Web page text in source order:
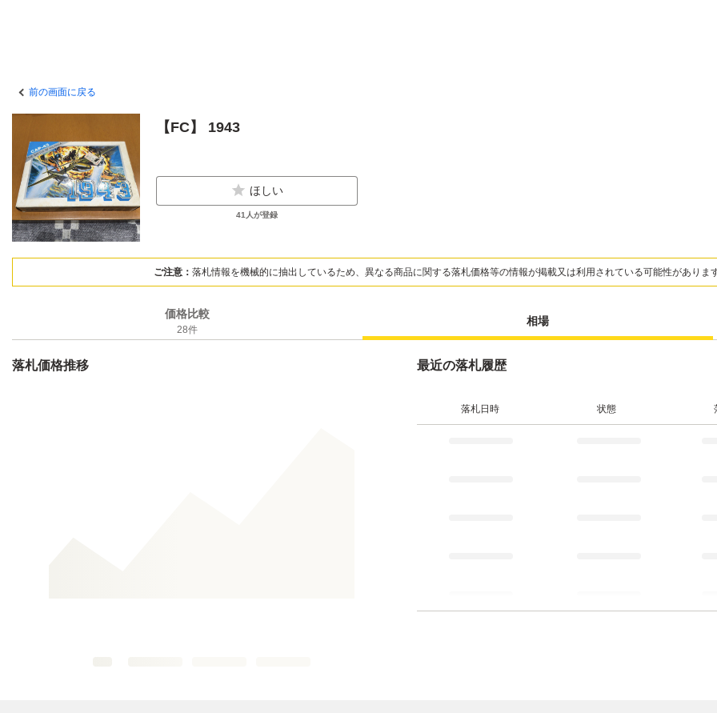
前の画面に戻る
【FC】 1943
ほしい
41 人が登録
ご注意： 落札情報を機械的に抽出しているため、異なる商品に関する落札価格等の情報が掲載又は利用されている可能性がありま
価格比較
28件
相場
落札価格推移 最近の落札履歴
落札日時 状態